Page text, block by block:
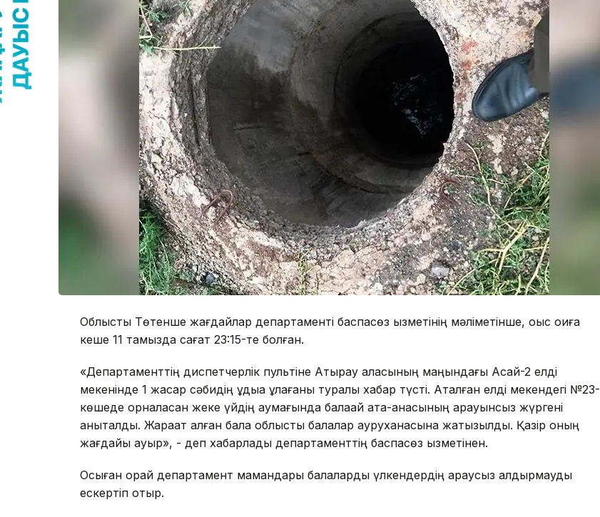
Облыстық Төтенше жағдайлар департаменті баспасөз қызметінің мәліметінше, оқыс оқиға
кеше 11 тамызда сағат 23:15-те болған.
«Департаменттің диспетчерлік пультіне Атырау қаласының маңындағы Ақсай-2 елді
мекенінде 1 жасар сәбидің құдыққа құлағаны туралы хабар түсті. Аталған елді мекендегі №23-
көшеде орналасқан жеке үйдің аумағында балақай ата-анасының қарауынсыз жүргені
анықталды. Жарақат алған бала облыстық балалар ауруханасына жатқызылды. Қазір оның
жағдайы ауыр», - деп хабарлады департаменттің баспасөз қызметінен.
Осыған орай департамент мамандары балаларды үлкендердің қараусыз қалдырмауды
ескертіп отыр.